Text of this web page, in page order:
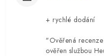
+ rychlé dodání
"Ověřená
ověřen službou